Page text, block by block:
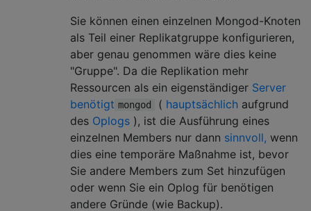
Sie können einen einzelnen Mongod-Knoten
als Teil einer Replikatgruppe konfigurieren,
aber genau genommen wäre dies keine
"Gruppe". Da die Replikation mehr
Ressourcen als ein eigenständiger Server
benötigt mongod ( hauptsächlich aufgrund
des Oplogs ), ist die Ausführung eines
einzelnen Members nur dann sinnvoll, wenn
dies eine temporäre Maßnahme ist, bevor
Sie andere Members zum Set hinzufügen
oder wenn Sie ein Oplog für benötigen
andere Gründe (wie Backup).